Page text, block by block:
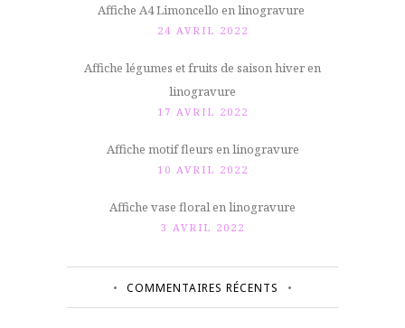
Affiche A4 Limoncello en linogravure
24 AVRIL 2022
Affiche légumes et fruits de saison hiver en
linogravure
17 AVRIL 2022
Affiche motif fleurs en linogravure
10 AVRIL 2022
Affiche vase floral en linogravure
3 AVRIL 2022
COMMENTAIRES RÉCENTS